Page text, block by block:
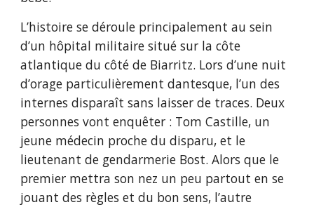
L’histoire se déroule principalement au sein
d’un hôpital militaire situé sur la côte
atlantique du côté de Biarritz. Lors d’une nuit
d’orage particulièrement dantesque, l’un des
internes disparaît sans laisser de traces. Deux
personnes vont enquêter : Tom Castille, un
jeune médecin proche du disparu, et le
lieutenant de gendarmerie Bost. Alors que le
premier mettra son nez un peu partout en se
jouant des règles et du bon sens, l’autre